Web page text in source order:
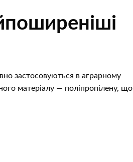
застосовуються в аграрному
матеріалу — поліпропілену, що